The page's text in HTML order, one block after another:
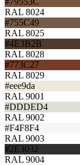
RAL 8024
#755C49
RAL 8025
#4E3B2B
RAL 8028
#773C27
RAL 8029
#eee9da
RAL 9001
#DDDED4
RAL 9002
#F4F8F4
RAL 9003
#2E3032
RAL 9004